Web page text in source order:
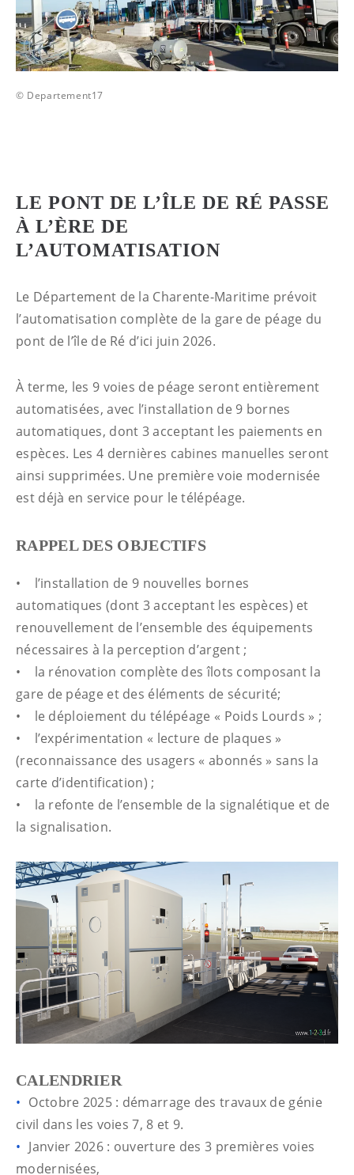
© Departement17
LE PONT DE L’ÎLE DE RÉ PASSE
À L’ÈRE DE
L’AUTOMATISATION
Le Département de la Charente-Maritime prévoit
l’automatisation complète de la gare de péage du
pont de l’île de Ré d’ici juin 2026.
À terme, les 9 voies de péage seront entièrement
automatisées, avec l’installation de 9 bornes
automatiques, dont 3 acceptant les paiements en
espèces. Les 4 dernières cabines manuelles seront
ainsi supprimées. Une première voie modernisée
est déjà en service pour le télépéage.
RAPPEL DES OBJECTIFS
• l’installation de 9 nouvelles bornes
automatiques (dont 3 acceptant les espèces) et
renouvellement de l’ensemble des équipements
nécessaires à la perception d’argent ;
• la rénovation complète des îlots composant la
gare de péage et des éléments de sécurité;
• le déploiement du télépéage « Poids Lourds » ;
• l’expérimentation « lecture de plaques »
(reconnaissance des usagers « abonnés » sans la
carte d’identification) ;
• la refonte de l’ensemble de la signalétique et de
la signalisation.
CALENDRIER
Octobre 2025 : démarrage des travaux de génie
civil dans les voies 7, 8 et 9.
Janvier 2026 : ouverture des 3 premières voies
modernisées,